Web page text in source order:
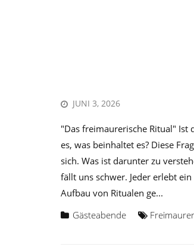
JUNI 3, 2026
"Das freimaurerische Ritual" Ist
es, was beinhaltet es? Diese
sich. Was ist darunter zu
fällt uns schwer. Jeder erlebt
Aufbau von Ritualen ge...
Gästeabende